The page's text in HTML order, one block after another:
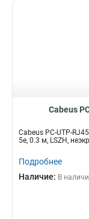
Cabeus
Cabeus PC-UTP-
5e, 0.3 м, LSZH,
Подробнее
Наличие: В